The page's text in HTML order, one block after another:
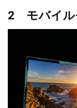
2 モバイル